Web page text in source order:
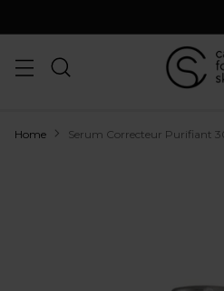
Home Serum Correcteur Purifiant